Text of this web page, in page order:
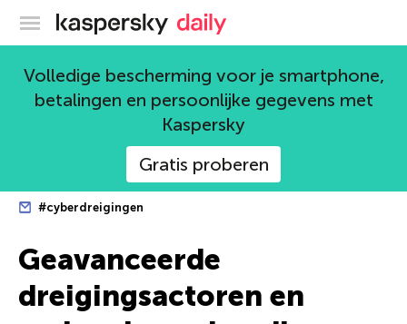
Kaspersky official blog
Volledige bescherming voor je smartphone,
betalingen en persoonlijke gegevens met
Kaspersky
Gratis proberen
#cyberdreigingen
Geavanceerde
dreigingsactoren en